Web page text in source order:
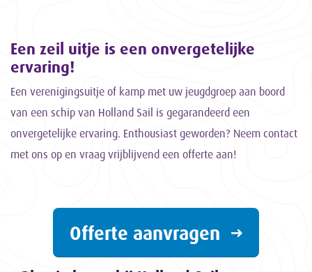
Een zeil uitje is een onvergetelijke
ervaring!
Een verenigingsuitje of kamp met uw jeugdgroep aan boord
van een schip van Holland Sail is gegarandeerd een
onvergetelijke ervaring. Enthousiast geworden? Neem contact
met ons op en vraag vrijblijvend een offerte aan!
Offerte aanvragen